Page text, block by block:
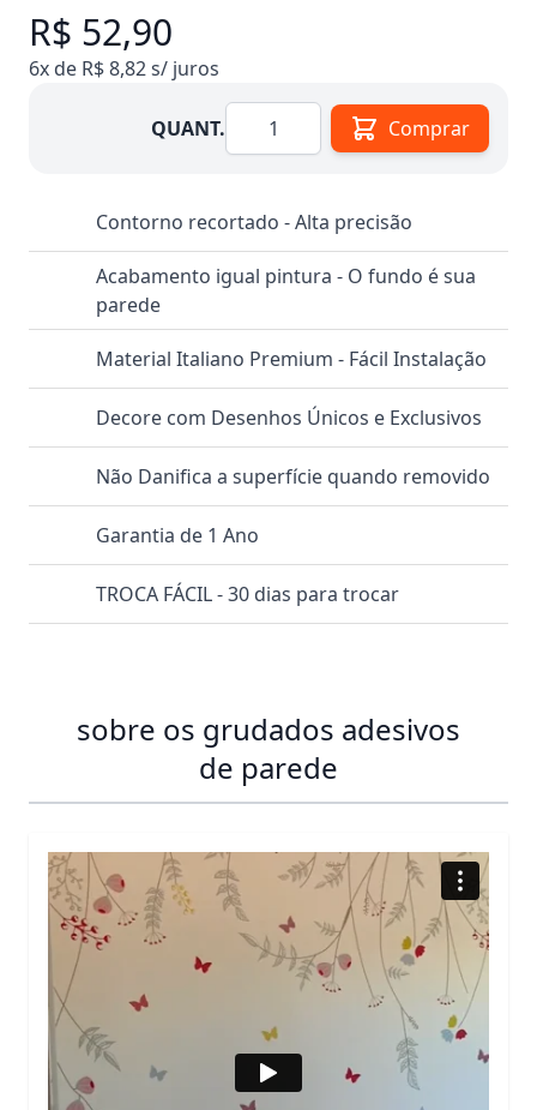
R$ 52,90
6x de R$ 8,82 s/ juros
QUANT.Quantidade Comprar
Contorno recortado - Alta precisão
Acabamento igual pintura - O fundo é sua
parede
Material Italiano Premium - Fácil Instalação
Decore com Desenhos Únicos e Exclusivos
Não Danifica a superfície quando removido
Garantia de 1 Ano
TROCA FÁCIL - 30 dias para trocar
sobre os grudados adesivos
de parede